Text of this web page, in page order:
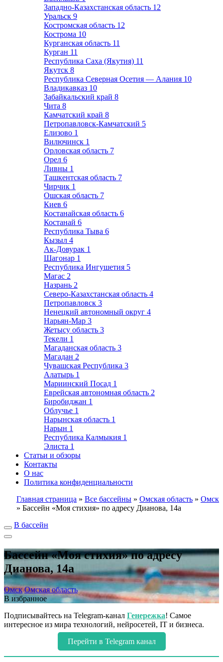
Западно-Казахстанская область 12
Уральск 9
Костромская область 12
Кострома 10
Курганская область 11
Курган 11
Республика Саха (Якутия) 11
Якутск 8
Республика Северная Осетия — Алания 10
Владикавказ 10
Забайкальский край 8
Чита 8
Камчатский край 8
Петропавловск-Камчатский 5
Елизово 1
Вилючинск 1
Орловская область 7
Орел 6
Ливны 1
Ташкентская область 7
Чирчик 1
Ошская область 7
Киев 6
Костанайская область 6
Костанай 6
Республика Тыва 6
Кызыл 4
Ак-Довурак 1
Шагонар 1
Республика Ингушетия 5
Магас 2
Назрань 2
Северо-Казахстанская область 4
Петропавловск 3
Ненецкий автономный округ 4
Нарьян-Мар 3
Жетысу область 3
Текели 1
Магаданская область 3
Магадан 2
Чувашская Республика 3
Алатырь 1
Мариинский Посад 1
Еврейская автономная область 2
Биробиджан 1
Облучье 1
Нарынская область 1
Нарын 1
Республика Калмыкия 1
Элиста 1
Статьи и обзоры
Контакты
О нас
Политика конфиденциальности
Главная страница » Все бассейны » Омская область » Омск
» Бассейн «Моя стихия» по адресу Дианова, 14а
В бассейн
Бассейн «Моя стихия» по адресу
Дианова, 14а
Омск Омская область
В избранное
Подписывайтесь на Telegram-канал Генережка! Самое
интересное из мира технологий, нейросетей, IT и бизнеса.
Перейти в Telegram канал